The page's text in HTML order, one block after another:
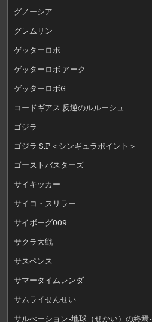
グノーシア
グレムリン
ゲッターロボ
ゲッターロボ アーク
ゲッターロボG
コードギアス 反逆のルルーシュ
ゴジラ
ゴジラ S.P＜シンギュラポイント＞
ゴーストバスターズ
サイキッカー
サイコ・スリラー
サイボーグ009
サクラ大戦
サスペンス
サマータイムレンダ
サムライせんせい
サルべーション-地球（せかい）の終焉-